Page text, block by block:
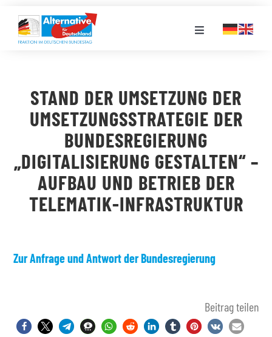
Inhalt
springen
Toggle
LANDESGRUPPEN
VERANSTALTUNGEN
PRESSE
STAND DER UMSETZUNG DER
UMSETZUNGSSTRATEGIE DER
BUNDESREGIERUNG
„DIGITALISIERUNG GESTALTEN“ –
AUFBAU UND BETRIEB DER
TELEMATIK-INFRASTRUKTUR
Zur Anfrage und Antwort der Bundesregierung
Beitrag teilen